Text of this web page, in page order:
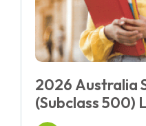
2026 Australia
(Subclass 500)
Key Rules You